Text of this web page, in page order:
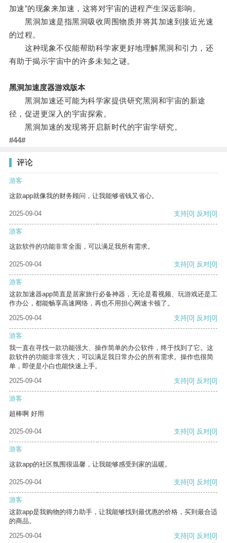
加速”的现象来加速，这将对宇宙的进程产生深远影响。
黑洞加速是指黑洞吸收周围物质并将其加速到接近光速
的过程。
这种现象不仅能帮助科学家更好地理解黑洞和引力，还
有助于揭示宇宙中的许多未知之谜。
黑洞加速度器游戏版本
黑洞加速还可能为科学家提供研究黑洞和宇宙的新途
径，促进更深入的宇宙探索。
黑洞加速的发现将开启新时代的宇宙学研究。
#44#
评论
游客
这款app就像我的财务顾问，让我能够省钱又省心。
2025-09-04 支持[0] 反对[0]
游客
这款软件的功能非常全面，可以满足我所有需求。
2025-09-04 支持[0] 反对[0]
游客
这款加速器app简直是居家旅行必备神器，无论是看视频、玩游戏还是工
作办公，都能畅享高速网络，再也不用担心网速卡顿了。
2025-09-04
支持[0] 反对[0]
游客
我一直在寻找一款功能强大、操作简单的办公软件，终于找到了它。这
款软件的功能非常强大，可以满足我日常办公的所有需求。操作也很简
单，即使是小白也能快速上手。
2025-09-04
支持[0] 反对[0]
游客
超棒啊 好用
2025-09-04 支持[0] 反对[0]
游客
这款app的社区氛围很温馨，让我能够感受到家的温暖。
2025-09-04 支持[0] 反对[0]
游客
这款app是我购物的得力助手，让我能够找到最优惠的价格，买到最合适
的商品。
2025-09-04
支持[0] 反对[0]